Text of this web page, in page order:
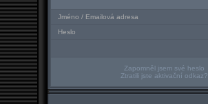
Jméno / Emailová adresa
Heslo
Zapomněl jsem své heslo
Ztratili jste aktivační odkaz?